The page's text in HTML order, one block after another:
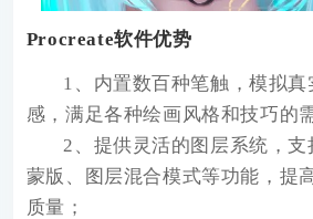
Procreate软件优势
1、内置数百种笔触，模拟
感，满足各种绘画风格和技巧的
2、提供灵活的图层系统，
蒙版、图层混合模式等功能，提
质量；